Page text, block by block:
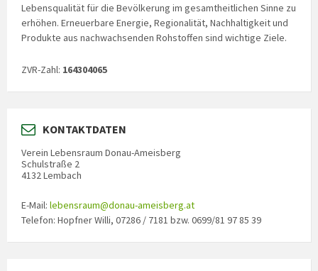
Lebensqualität für die Bevölkerung im gesamtheitlichen Sinne zu
erhöhen. Erneuerbare Energie, Regionalität, Nachhaltigkeit und
Produkte aus nachwachsenden Rohstoffen sind wichtige Ziele.
ZVR-Zahl: 164304065
KONTAKTDATEN
Verein Lebensraum Donau-Ameisberg
Schulstraße 2
4132 Lembach
E-Mail: lebensraum@donau-ameisberg.at
Telefon: Hopfner Willi, 07286 / 7181 bzw. 0699/81 97 85 39